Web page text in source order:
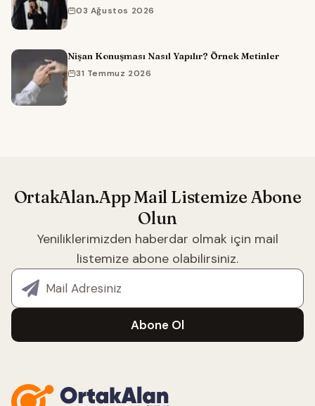
03 Ağustos 2026
Nişan Konuşması Nasıl Yapılır? Örnek Metinler
31 Temmuz 2026
OrtakAlan.App Mail Listemize Abone
Olun
Yeniliklerimizden haberdar olmak için mail
listemize abone olabilirsiniz.
E-posta adresiniz
Abone Ol